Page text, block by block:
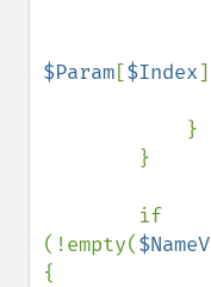
$Param[$Index
(!empty(
{